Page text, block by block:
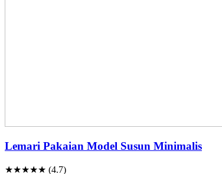
Lemari Pakaian Model Susun Minimalis
★★★★★ (4.7)